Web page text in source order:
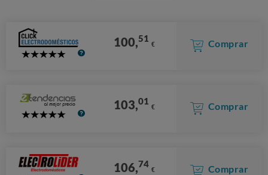
5
100,51 € Comprar
5
103,01 € Comprar
106,74 € Comprar